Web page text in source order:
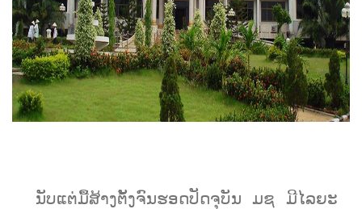
ນັບແຕ່ມື້ສ້າງຕັ້ງຈົນຮອດປັດຈຸບັນ ມຊ ມີໄລຍະ